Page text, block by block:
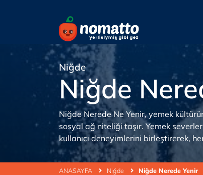
ANASAYFA Niğde Niğde Nerede Yenir
Niğde
Niğde
Niğde Nerede Ne Yenir, yemek
sosyal ağ niteliği taşır. Yemek
kullanıcı deneyimlerini birleştirerek,